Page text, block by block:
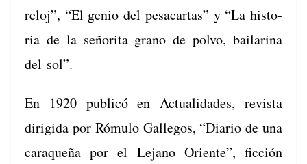
reloj”, “El genio del pesacar­tas” y “La his­to­
ria de la señori­ta gra­no de pol­vo, baila­r­i­na
del sol”.
En 1920 pub­licó en Actu­al­i­dades, revista
dirigi­da por Rómu­lo Gal­le­gos, “Diario de una
caraque­ña por el Lejano Ori­ente”, fic­ción